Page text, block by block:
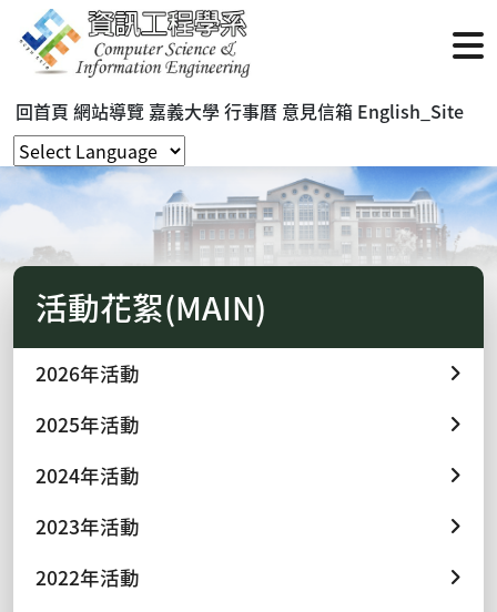
回首頁 網站導覽 嘉義大學行事曆 意見信箱 English_Site
活動花絮(MAIN)
2026年活動
2025年活動
2024年活動
2023年活動
2022年活動